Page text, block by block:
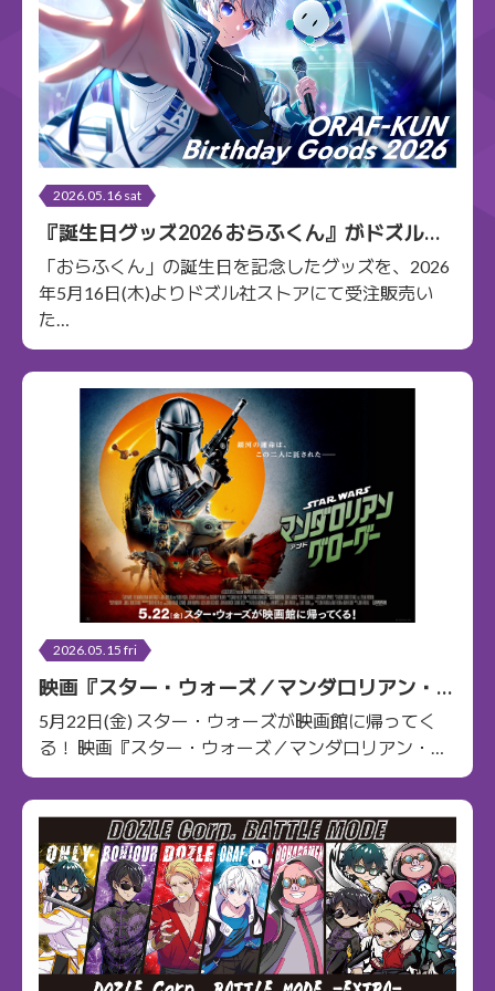
2026.05.16 sat
『誕生日グッズ2026 おらふくん』がドズル社
ストアにて5/16(土)から受注販売開始！
「おらふくん」の誕生日を記念したグッズを、2026
年5月16日(木)よりドズル社ストアにて受注販売い
た…
2026.05.15 fri
映画『スター・ウォーズ／マンダロリアン・ア
ンド・グローグー』コラボショート動画公開
5月22日(金) スター・ウォーズが映画館に帰ってく
る！ 映画『スター・ウォーズ／マンダロリアン・…